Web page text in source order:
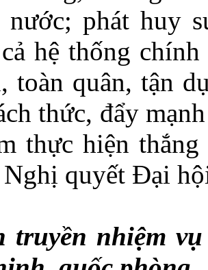
nước; phát huy
hệ thống
toàn quân, tận
thức, đẩy
thực hiện
quyết Đại
truyền nhiệm